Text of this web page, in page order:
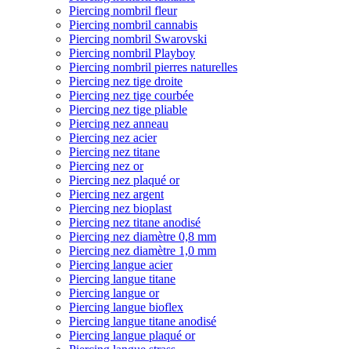
Piercing nombril fleur
Piercing nombril cannabis
Piercing nombril Swarovski
Piercing nombril Playboy
Piercing nombril pierres naturelles
Piercing nez tige droite
Piercing nez tige courbée
Piercing nez tige pliable
Piercing nez anneau
Piercing nez acier
Piercing nez titane
Piercing nez or
Piercing nez plaqué or
Piercing nez argent
Piercing nez bioplast
Piercing nez titane anodisé
Piercing nez diamètre 0,8 mm
Piercing nez diamètre 1,0 mm
Piercing langue acier
Piercing langue titane
Piercing langue or
Piercing langue bioflex
Piercing langue titane anodisé
Piercing langue plaqué or